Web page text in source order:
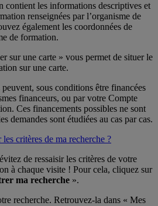
contient les informations descriptives et
renseignées par l’organisme de
également les coordonnées de
de formation.
sur une carte » vous permet de situer le
sur une carte.
sous conditions être financées
financeurs, ou par votre Compte
Ces financements possibles ne sont
demandes sont étudiées au cas par cas.
critères de ma recherche ?
de ressaisir les critères de votre
à chaque visite ! Pour cela, cliquez sur
ma recherche ».
recherche. Retrouvez-la dans « Mes